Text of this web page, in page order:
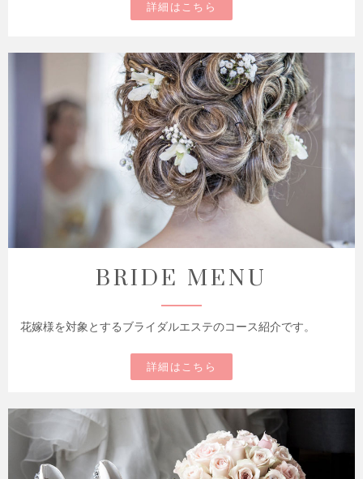
詳細はこちら
BRIDE MENU
花嫁様を対象とするブライダルエステのコース紹介です。
詳細はこちら